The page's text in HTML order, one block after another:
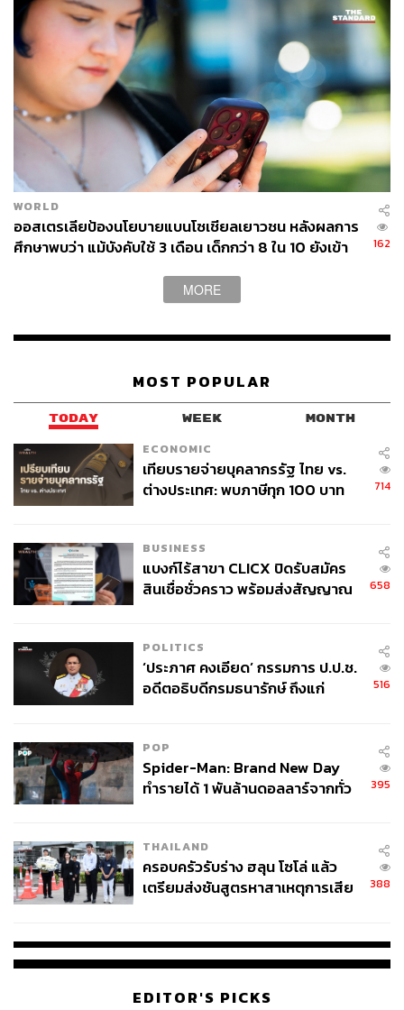
จาก 49.1 ล้านบัญชี คนไทยใช้เวลาในแต่ละวันไปกับ
แพลตฟอร์มโซเชียลมีเดียเฉลี่ยราว 2.31 ชั่วโมงต่อวัน โดย
แพลตฟอร์มยอดนิยมยังคงเป็น Facebook ตามมาด้วย LINE
และ TikTok ที่อันดับ 3
บ่อยในการใช้งาน ให้มาเป็นเรื่องของความชอบ รายงานพบ
ว่า ผู้คนกลับชอบใช้ TikTok มากกว่า LINE และเมื่อถามถึง
สาเหตุการใช้โซเชียลมีเดีย ‘การติดต่อและติดตามเพื่อนกับ
ครอบครัว’คือเหตุผลอันดับแรกที่ผู้ใช้งานบอกว่าทำไมเขาถึง
ใช้เวลากับมัน
ต่อมาในเหตุผลอันดับที่ 2 เป็นเรื่องของ ‘การติดตามข่าวสาร
‘เครื่องมือหาอะไรทำยามที่เวลาว่าง’ ซึ่งคนที่เลือกใช้โซเชีย
ลมีเดียเพื่อหาอะไรทำตอนมีเวลาเหลือคิดเป็นประมาณ 1 ใน
3 คนไทยทั้งหมด
Facebook
มาดูแบบรายตัวกันบ้าง โดยจะเริ่มจากแพลตฟอร์มที่นิยมมาก
ที่สุดอย่าง Facebook ที่มีจำนวนผู้ใช้งาน 49.1 ล้านบัญชี และ
อัตราการเข้าถึงของโฆษณาที่ครอบคลุมถึง 68.3% ของคน
WORLD
ออสเตรเลียป้องนโยบายแบนโซเชียลเยาวชน หลังผลการ
ศึกษาพบว่า แม้บังคับใช้ 3 เดือน เด็กกว่า 8 ใน 10 ยังเข้า
162
MORE
MOST POPULAR
TODAY WEEK MONTH
ECONOMIC
เทียบรายจ่ายบุคลากรรัฐ ไทย vs.
ต่างประเทศ: พบภาษีทุก 100 บาท
714
BUSINESS
แบงก์ไร้สาขา CLICX ปิดรับสมัคร
สินเชื่อชั่วคราว พร้อมส่งสัญญาณ
658
POLITICS
‘ประภาศ คงเอียด’ กรรมการ ป.ป.ช.
อดีตอธิบดีกรมธนารักษ์ ถึงแก่
516
POP
Spider-Man: Brand New Day
ทำรายได้ 1 พันล้านดอลลาร์จากทั่ว
395
THAILAND
ครอบครัวรับร่าง ฮลุน โซโล่ แล้ว
เตรียมส่งชันสูตรหาสาเหตุการเสีย
388
EDITOR'S PICKS